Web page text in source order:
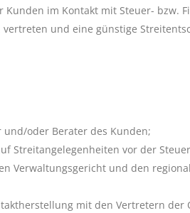
im Kontakt mit Steuer- bzw.
und eine günstige
oder Berater des Kunden;
Streitangelegenheiten vor der
Verwaltungsgericht und den
mit den Vertretern der